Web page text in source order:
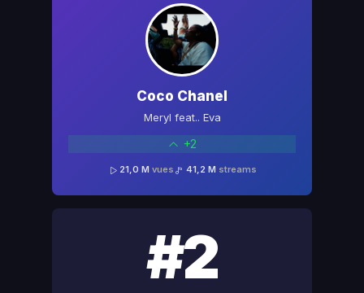
#2
Coco Chanel
Meryl feat.. Eva
+2
21,0 M vues 41,2 M streams